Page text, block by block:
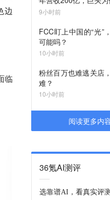
边
临
9小时前
FCC盯上中国的“光”
可能吗？
10小时前
粉丝百万也难逃关店
难？
10小时前
阅读更多内
36氪AI测评
选靠谱AI，看真实评测